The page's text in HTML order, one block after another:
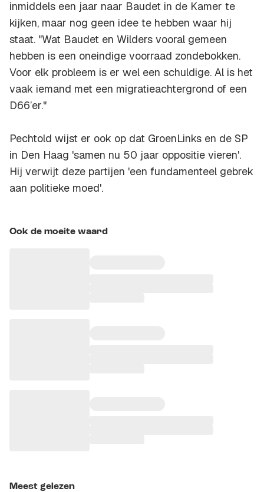
inmiddels een jaar naar Baudet in de Kamer te
kijken, maar nog geen idee te hebben waar hij
staat. "Wat Baudet en Wilders vooral gemeen
hebben is een oneindige voorraad zondebokken.
Voor elk probleem is er wel een schuldige. Al is het
vaak iemand met een migratieachtergrond of een
D66’er."
Pechtold wijst er ook op dat GroenLinks en de SP
in Den Haag 'samen nu 50 jaar oppositie vieren'.
Hij verwijt deze partijen 'een fundamenteel gebrek
aan politieke moed'.
Ook de moeite waard
Meest gelezen